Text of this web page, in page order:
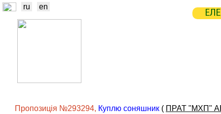
ru en
Пропозиція №293294, Куплю соняшник ( ПРАТ "МХП"